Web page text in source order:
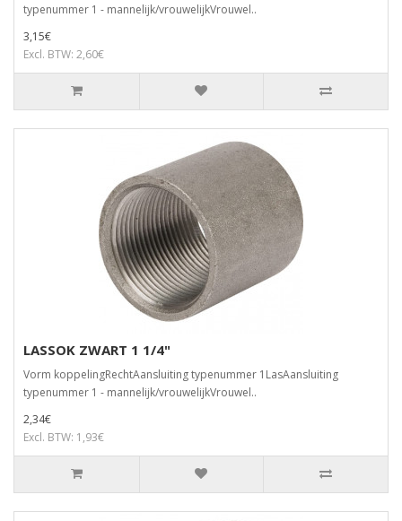
typenummer 1 - mannelijk/vrouwelijkVrouwel..
3,15€
Excl. BTW: 2,60€
LASSOK ZWART 1 1/4"
Vorm koppelingRechtAansluiting typenummer 1LasAansluiting
typenummer 1 - mannelijk/vrouwelijkVrouwel..
2,34€
Excl. BTW: 1,93€